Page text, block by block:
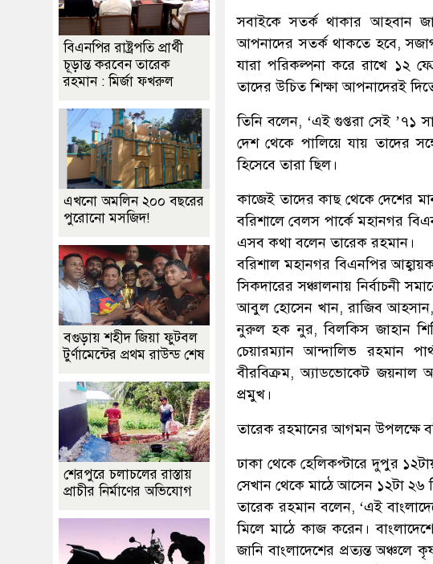
সবাইকে সতর্ক থাকার আহবান
আপনাদের সতর্ক থাকতে হবে,
যারা পরিকল্পনা করে রাখে ১২
তাদের উচিত শিক্ষা আপনাদেরই
তিনি বলেন, ‘এই গুপ্তরা সেই ’৭১
দেশ থেকে পালিয়ে যায় তাদের
হিসেবে তারা ছিল।
কাজেই তাদের কাছ থেকে দেশের
বরিশালে বেলস পার্কে মহানগর
এসব কথা বলেন তারেক রহমান।
বরিশাল মহানগর বিএনপির
সিকদারের সঞ্চালনায় নির্বাচনী
আবুল হোসেন খান, রাজিব আহসান,
নুরুল হক নুর, বিলকিস জাহান
চেয়ারম্যান আন্দালিভ রহমান
বীরবিক্রম, অ্যাডভোকেট
প্রমুখ।
তারেক রহমানের আগমন উপলক্ষে
ঢাকা থেকে হেলিকপ্টারে দুপুর
সেখান থেকে মাঠে আসেন ১২টা ২৬
তারেক রহমান বলেন, ‘এই
মিলে মাঠে কাজ করেন।
জানি বাংলাদেশের প্রত্যন্ত
বিএনপির রাষ্ট্রপতি প্রার্থী
চূড়ান্ত করবেন তারেক
রহমান : মির্জা ফখরুল
এখনো অমলিন ২০০ বছরের
পুরোনো মসজিদ!
বগুড়ায় শহীদ জিয়া ফুটবল
টুর্ণামেন্টের প্রথম রাউন্ড শেষ
শেরপুরে চলাচলের রাস্তায়
প্রাচীর নির্মাণের অভিযোগ